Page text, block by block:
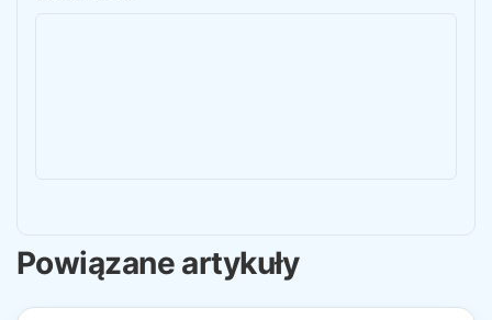
Powiązane artykuły